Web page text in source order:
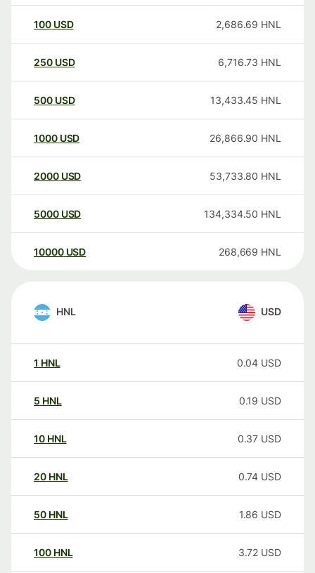
100 USD 2,686.69 HNL
250 USD 6,716.73 HNL
500 USD 13,433.45 HNL
1000 USD 26,866.90 HNL
2000 USD 53,733.80 HNL
5000 USD 134,334.50 HNL
10000 USD 268,669 HNL
HNL USD
1 HNL 0.04 USD
5 HNL 0.19 USD
10 HNL 0.37 USD
20 HNL 0.74 USD
50 HNL 1.86 USD
100 HNL 3.72 USD